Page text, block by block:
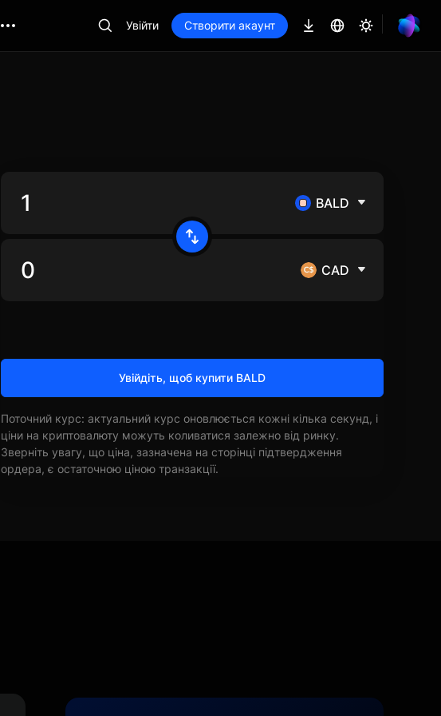
Увійти Створити акаунт
BALD
CAD
Увійдіть, щоб купити BALD
Поточний курс: актуальний курс оновлюється кожні кілька секунд, і
ціни на криптовалюту можуть коливатися залежно від ринку.
Зверніть увагу, що ціна, зазначена на сторінці підтвердження
ордера, є остаточною ціною транзакції.